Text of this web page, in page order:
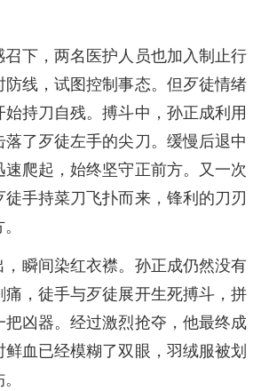
下，两名医护人员也加入制止行
线，试图控制事态。但歹徒情绪
持刀自残。搏斗中，孙正成利用
了歹徒左手的尖刀。缓慢后退中
爬起，始终坚守正前方。又一次
手持菜刀飞扑而来，锋利的刀刃
瞬间染红衣襟。孙正成仍然没有
，徒手与歹徒展开生死搏斗，拼
凶器。经过激烈抢夺，他最终成
血已经模糊了双眼，羽绒服被划